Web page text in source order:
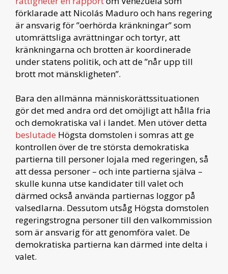
förklarade att Nicolás Maduro och hans regering
är ansvarig för ”oerhörda kränkningar” som
utomrättsliga avrättningar och tortyr, att
kränkningarna och brotten är koordinerade
under statens politik, och att de ”når upp till
brott mot mänskligheten”.
Bara den allmänna människorättssituationen
gör det med andra ord det omöjligt att hålla fria
och demokratiska val i landet. Men utöver detta
beslutade Högsta domstolen i somras att ge
kontrollen över de tre största demokratiska
partierna till personer lojala med regeringen, så
att dessa personer – och inte partierna själva –
skulle kunna utse kandidater till valet och
därmed också använda partiernas loggor på
valsedlarna. Dessutom utsåg Högsta domstolen
regeringstrogna personer till den valkommission
som är ansvarig för att genomföra valet. De
demokratiska partierna kan därmed inte delta i
valet.